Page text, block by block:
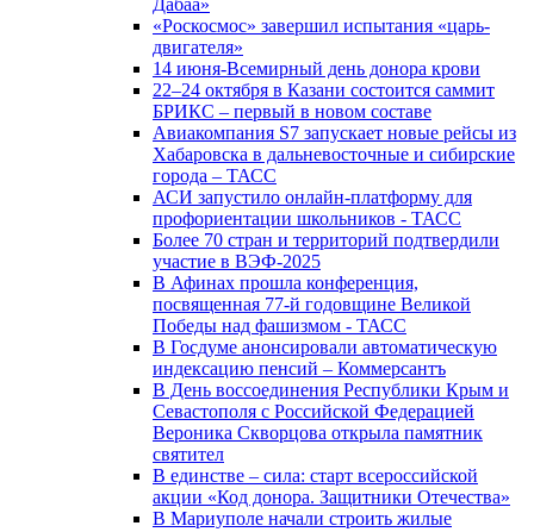
Дабаа»
«Роскосмос» завершил испытания «царь-
двигателя»
14 июня-Всемирный день донора крови
22–24 октября в Казани состоится саммит
БРИКС – первый в новом составе
Авиакомпания S7 запускает новые рейсы из
Хабаровска в дальневосточные и сибирские
города – ТАСС
АСИ запустило онлайн-платформу для
профориентации школьников - ТАСС
Более 70 стран и территорий подтвердили
участие в ВЭФ-2025
В Афинах прошла конференция,
посвященная 77-й годовщине Великой
Победы над фашизмом - ТАСС
В Госдуме анонсировали автоматическую
индексацию пенсий – Коммерсантъ
В День воссоединения Республики Крым и
Севастополя с Российской Федерацией
Вероника Скворцова открыла памятник
святител
В единстве – сила: старт всероссийской
акции «Код донора. Защитники Отечества»
В Мариуполе начали строить жилые